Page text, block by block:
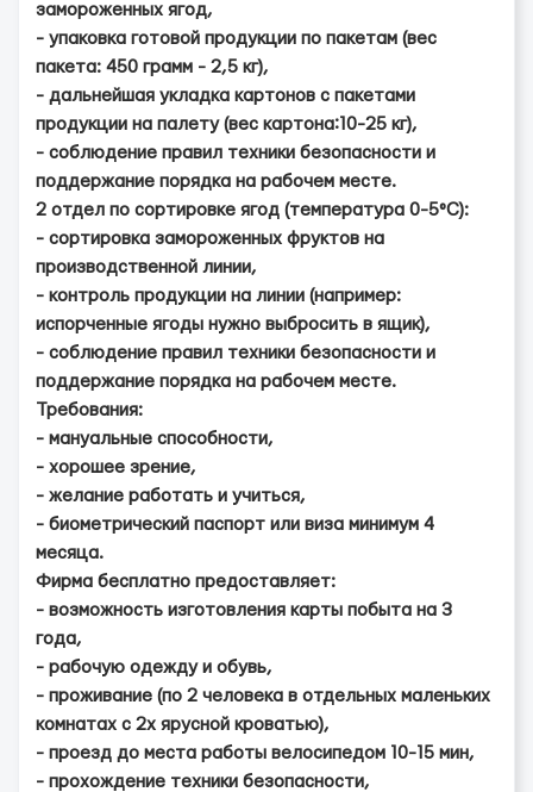
замороженных ягод,
- упаковка готовой продукции по пакетам (вес
пакета: 450 грамм - 2,5 кг),
- дальнейшая укладка картонов с пакетами
продукции на палету (вес картона:10-25 кг),
- соблюдение правил техники безопасности и
поддержание порядка на рабочем месте.
2 отдел по сортировке ягод (температура 0-5°C):
- сортировка замороженных фруктов на
производственной линии,
- контроль продукции на линии (например:
испорченные ягоды нужно выбросить в ящик),
- соблюдение правил техники безопасности и
поддержание порядка на рабочем месте.
Требования:
- мануальные способности,
- хорошее зрение,
- желание работать и учиться,
- биометрический паспорт или виза минимум 4
месяца.
Фирма бесплатно предоставляет:
- возможность изготовления карты побыта на 3
года,
- рабочую одежду и обувь,
- проживание (по 2 человека в отдельных маленьких
комнатах с 2х ярусной кроватью),
- проезд до места работы велосипедом 10-15 мин,
- прохождение техники безопасности,